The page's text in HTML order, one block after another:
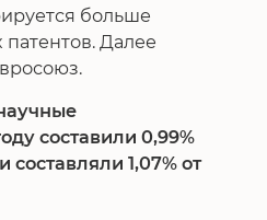
больше
Далее
составили 0,99%
составляли 1,07% от